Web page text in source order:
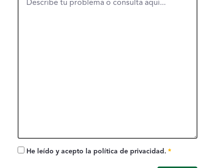
He leído y acepto la política de privacidad.